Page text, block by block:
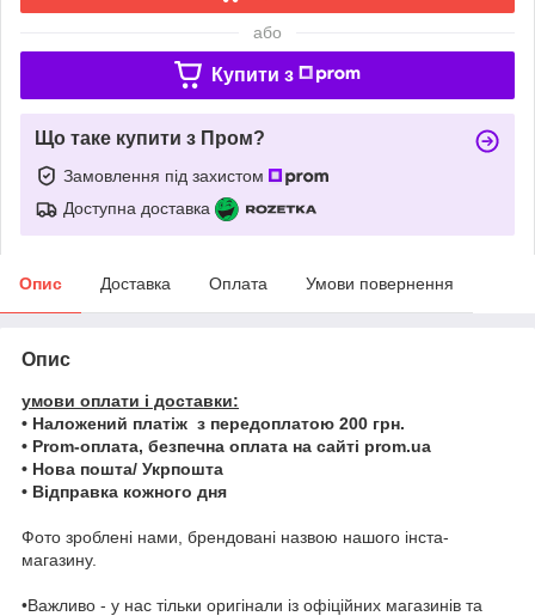
або
Купити з
Що таке купити з Пром?
Замовлення під захистом
Доступна доставка
Опис Доставка Оплата Умови повернення
Опис
умови оплати і доставки:
• Наложений платіж з передоплатою 200 грн.
• Prom-оплата, безпечна оплата на сайті prom.ua
• Нова пошта/ Укрпошта
• Відправка кожного дня
Фото зроблені нами, брендовані назвою нашого інста-
магазину.
•Важливо - у нас тільки оригінали із офіційних магазинів та